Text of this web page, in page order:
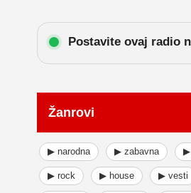
Postavite ovaj radio
Žanrovi
▶ narodna ▶ zabavna ▶
▶ rock ▶ house ▶ vesti